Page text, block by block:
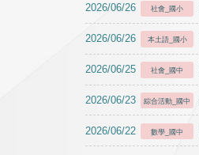
2026/06/26 社會_國小
2026/06/26 本土語_國小
2026/06/25 社會_國中
2026/06/23 綜合活動_國中
2026/06/22 數學_國中